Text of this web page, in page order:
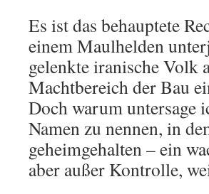
Es ist das behauptete
einem Maulhelden
gelenkte iranische Volk
Machtbereich der Bau
Doch warum untersage
Namen zu nennen, in
geheimgehalten – ein
aber außer Kontrolle,